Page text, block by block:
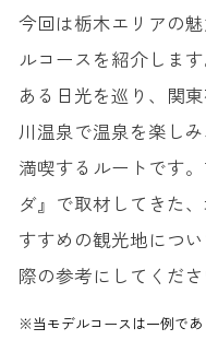
今回は栃木エリアの
ルコースを紹介しま
ある日光を巡り、関
川温泉で温泉を楽し
満喫するルートです
ダ』で取材してきた
すすめの観光地につ
際の参考にしてくださ
※当モデルコースは一例で